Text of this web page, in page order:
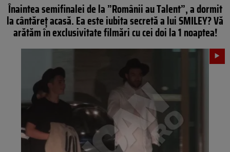
Înaintea semifinalei de la ”Românii au Talent”, a dormit
la cântăreţ acasă. Ea este iubita secretă a lui SMILEY? Vă
arătăm în exclusivitate filmări cu cei doi la 1 noaptea!